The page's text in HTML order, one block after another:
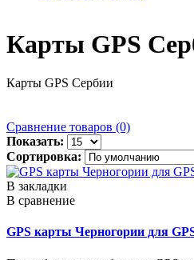
Карты GPS
Карты GPS Сербии
Сравнение товаров (0)
Показать:
Сортировка:
В закладки
В сравнение
GPS карты Черногории для